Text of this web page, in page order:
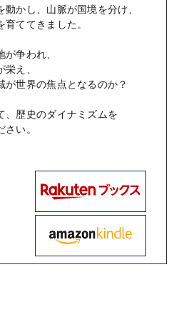
かし、山脈が国境を分け、
ててきました。
争われ、
え、
が世界の焦点となるのか？
、歴史のダイナミズムを
い。